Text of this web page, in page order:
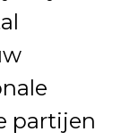
partijen